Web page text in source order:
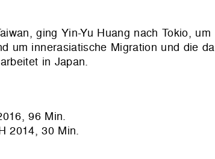
ging Yin-Yu Huang nach Tokio,
um innerasiatische Migration und die
in Japan.
96 Min.
2014, 30 Min.